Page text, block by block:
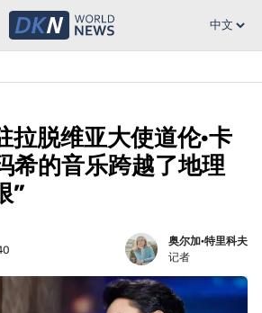
拉脱维亚大使道伦·卡
希的音乐跨越了地理
”
奥尔加·特里科夫
记者